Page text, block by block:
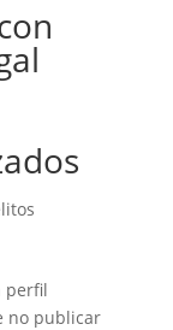
perfil
no publicar